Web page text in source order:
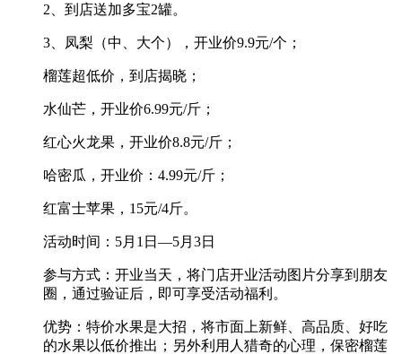
2、到店送加多宝2罐。
3、凤梨（中、大个），开业价9.9元/个；
榴莲超低价，到店揭晓；
水仙芒，开业价6.99元/斤；
红心火龙果，开业价8.8元/斤；
哈密瓜，开业价：4.99元/斤；
红富士苹果，15元/4斤。
活动时间：5月1日—5月3日
参与方式：开业当天，将门店开业活动图片分享到朋友
圈，通过验证后，即可享受活动福利。
优势：特价水果是大招，将市面上新鲜、高品质、好吃
的水果以低价推出；另外利用人猎奇的心理，保密榴莲